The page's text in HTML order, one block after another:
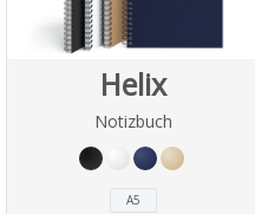
Helix
Notizbuch
A5